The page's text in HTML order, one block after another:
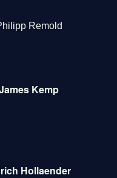
Remold
Kemp
Hollaender